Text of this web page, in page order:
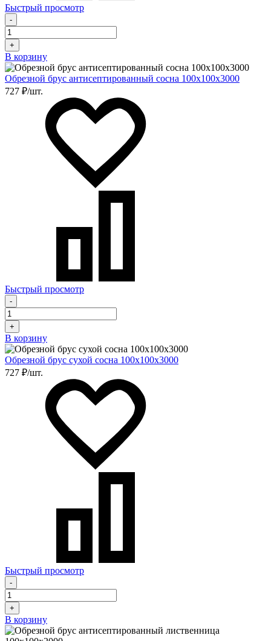
Быстрый просмотр
-
+
В корзину
Обрезной брус антисептированный сосна 100х100х3000
727 ₽/шт.
Быстрый просмотр
-
+
В корзину
Обрезной брус сухой сосна 100х100х3000
727 ₽/шт.
Быстрый просмотр
-
+
В корзину